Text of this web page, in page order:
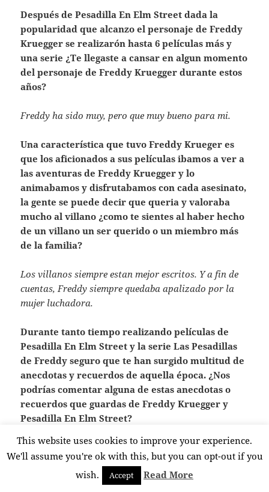
Después de Pesadilla En Elm Street dada la
popularidad que alcanzo el personaje de Freddy
Kruegger se realizarón hasta 6 películas más y
una serie ¿Te llegaste a cansar en algun momento
del personaje de Freddy Kruegger durante estos
años?
Freddy ha sido muy, pero que muy bueno para mi.
Una característica que tuvo Freddy Krueger es
que los aficionados a sus películas ibamos a ver a
las aventuras de Freddy Kruegger y lo
animabamos y disfrutabamos con cada asesinato,
la gente se puede decir que queria y valoraba
mucho al villano ¿como te sientes al haber hecho
de un villano un ser querido o un miembro más
de la familia?
Los villanos siempre estan mejor escritos. Y a fin de
cuentas, Freddy siempre quedaba apalizado por la
mujer luchadora.
Durante tanto tiempo realizando películas de
Pesadilla En Elm Street y la serie Las Pesadillas
de Freddy seguro que te han surgido multitud de
anecdotas y recuerdos de aquella época. ¿Nos
podrías comentar alguna de estas anecdotas o
recuerdos que guardas de Freddy Kruegger y
Pesadilla En Elm Street?
Mi biografia sale dentro de poco. Podras leerlas
todas por ti mismo.
This website uses cookies to improve your experience.
We'll assume you're ok with this, but you can opt-out if you
wish.
Accept Read More